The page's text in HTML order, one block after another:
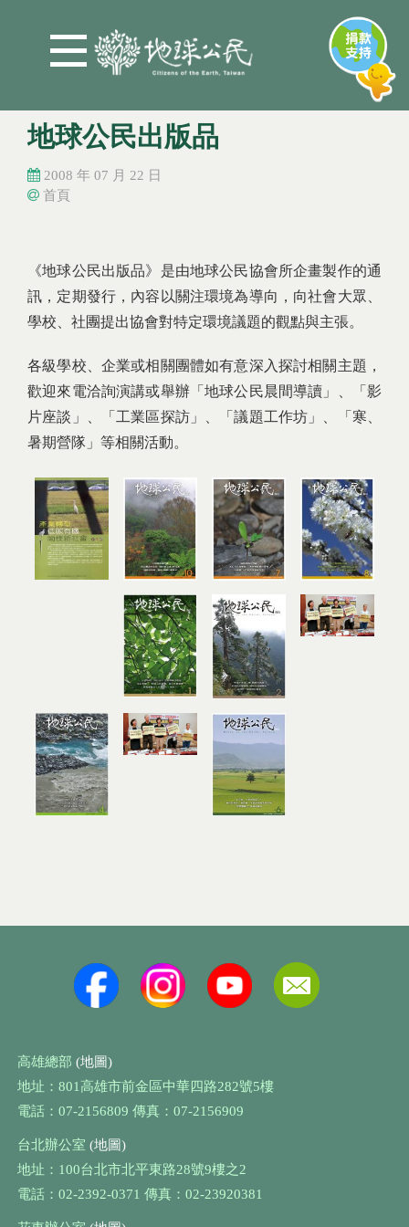
地球公民出版品
2008 年 07 月 22 日
首頁
《地球公民出版品》是由地球公民協會所企畫製作的通
訊，定期發行，內容以關注環境為導向，向社會大眾、
學校、社團提出協會對特定環境議題的觀點與主張。
各級學校、企業或相關團體如有意深入探討相關主題，
歡迎來電洽詢演講或舉辦「地球公民晨間導讀」、「影
片座談」、「工業區探訪」、「議題工作坊」、「寒、
暑期營隊」等相關活動。
高雄總部 (地圖)
地址：801高雄市前金區中華四路282號5樓
電話：07-2156809 傳真：07-2156909
台北辦公室 (地圖)
地址：100台北市北平東路28號9樓之2
電話：02-2392-0371 傳真：02-23920381